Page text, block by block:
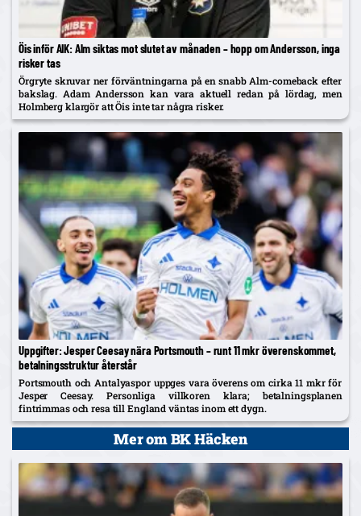
Öis inför AIK: Alm siktas mot slutet av månaden – hopp om Andersson, inga
risker tas
Örgryte skruvar ner förväntningarna på en snabb Alm-comeback efter
bakslag. Adam Andersson kan vara aktuell redan på lördag, men
Holmberg klargör att Öis inte tar några risker.
Uppgifter: Jesper Ceesay nära Portsmouth – runt 11 mkr överenskommet,
betalningsstruktur återstår
Portsmouth och Antalyaspor uppges vara överens om cirka 11 mkr för
Jesper Ceesay. Personliga villkoren klara; betalningsplanen
fintrimmas och resa till England väntas inom ett dygn.
Mer om BK Häcken